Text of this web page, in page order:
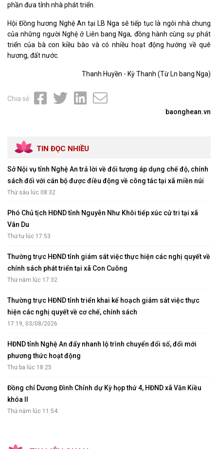
phần đưa tỉnh nhà phát triển.
Hội Đồng hương Nghệ An tại LB Nga sẽ tiếp tục là ngôi nhà chung
của những người Nghệ ở Liên bang Nga, đồng hành cùng sự phát
triển của bà con kiều bào và có nhiều hoạt động hướng về quê
hương, đất nước.
Thanh Huyền - Kỳ Thanh (Từ Ln bang Nga)
Chia sẻ
baonghean.vn
TIN ĐỌC NHIỀU
Sở Nội vụ tỉnh Nghệ An trả lời về đối tượng áp dụng chế độ, chính
sách đối với cán bộ được điều động về công tác tại xã miền núi
Thứ sáu lúc 08:32
Phó Chủ tịch HĐND tỉnh Nguyễn Như Khôi tiếp xúc cử tri tại xã
Vân Du
Thứ tư lúc 17:53
Thường trực HĐND tỉnh giám sát việc thực hiện các nghị quyết về
chính sách phát triển tại xã Con Cuông
Thứ năm lúc 17:32
Thường trực HĐND tỉnh triển khai kế hoạch giám sát việc thực
hiện các nghị quyết về cơ chế, chính sách
17:19, 03/08/2026
HĐND tỉnh Nghệ An đẩy nhanh lộ trình chuyển đổi số, đổi mới
phương thức hoạt động
Thứ ba lúc 18:25
Đồng chí Dương Đình Chỉnh dự Kỳ họp thứ 4, HĐND xã Văn Kiều
khóa II
Thứ năm lúc 11:54